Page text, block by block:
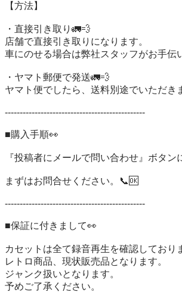
【方法】
・直接引き取り🚛💨
店舗で直接引き取りになります。
車にのせる場合は弊社スタッフがお手伝
・ヤマト郵便で発送🚛💨
ヤマト便でしたら、送料別途でいただき
-----------------------------------------------
■購入手順👀
『投稿者にメールで問い合わせ』ボタン
まずはお問合せください。📞🆗
-----------------------------------------------
■保証に付きまして👀
カセットは全て録音再生を確認しており
レトロ商品、現状販売品となります。
ジャンク扱いとなります。
予めご了承ください。